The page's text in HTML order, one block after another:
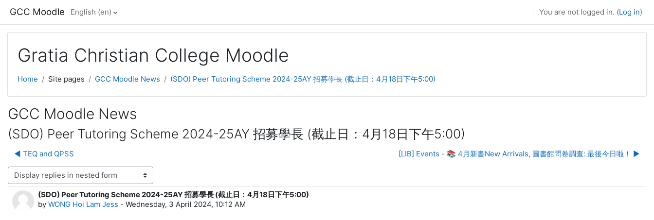
GCC Moodle English ‎(en)‎ You are not logged in. (Log in)
Gratia Christian College Moodle
Home Site pages GCC Moodle News (SDO) Peer Tutoring Scheme 2024-25AY 招募學長 (截止日：4月18日下午5:00)
GCC Moodle News
(SDO) Peer Tutoring Scheme 2024-25AY 招募學長 (截止日：4月18日下午5:00)
◀︎ TEQ and QPSS [LIB] Events - 📚 4月新書New Arrivals, 圖書館問卷調查: 最後今日啦！ ▶︎
mode
(SDO) Peer Tutoring Scheme 2024-25AY 招募學長 (截止日：4月18日下午5:00)
by WONG Hoi Lam Jess - Wednesday, 3 April 2024, 10:12 AM
Number of replies: 0